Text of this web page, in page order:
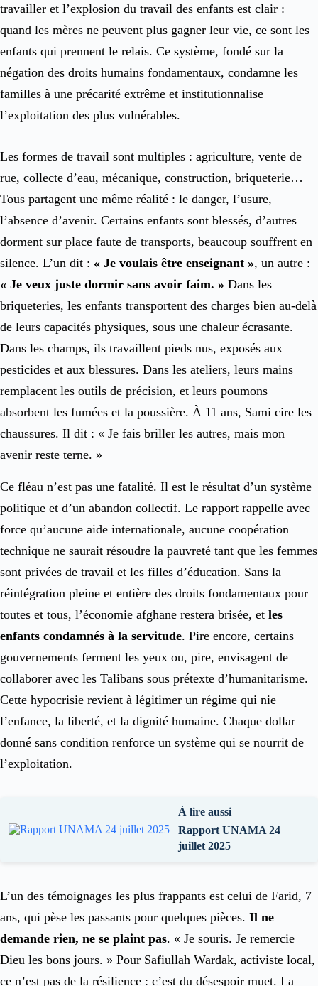
travailler et l’explosion du travail des enfants est clair :
quand les mères ne peuvent plus gagner leur vie, ce sont les
enfants qui prennent le relais. Ce système, fondé sur la
négation des droits humains fondamentaux, condamne les
familles à une précarité extrême et institutionnalise
l’exploitation des plus vulnérables.
Les formes de travail sont multiples : agriculture, vente de
rue, collecte d’eau, mécanique, construction, briqueterie…
Tous partagent une même réalité : le danger, l’usure,
l’absence d’avenir. Certains enfants sont blessés, d’autres
dorment sur place faute de transports, beaucoup souffrent en
silence. L’un dit : « Je voulais être enseignant », un autre :
« Je veux juste dormir sans avoir faim. » Dans les
briqueteries, les enfants transportent des charges bien au-delà
de leurs capacités physiques, sous une chaleur écrasante.
Dans les champs, ils travaillent pieds nus, exposés aux
pesticides et aux blessures. Dans les ateliers, leurs mains
remplacent les outils de précision, et leurs poumons
absorbent les fumées et la poussière. À 11 ans, Sami cire les
chaussures. Il dit : « Je fais briller les autres, mais mon
avenir reste terne. »
Ce fléau n’est pas une fatalité. Il est le résultat d’un système
politique et d’un abandon collectif. Le rapport rappelle avec
force qu’aucune aide internationale, aucune coopération
technique ne saurait résoudre la pauvreté tant que les femmes
sont privées de travail et les filles d’éducation. Sans la
réintégration pleine et entière des droits fondamentaux pour
toutes et tous, l’économie afghane restera brisée, et les
enfants condamnés à la servitude. Pire encore, certains
gouvernements ferment les yeux ou, pire, envisagent de
collaborer avec les Talibans sous prétexte d’humanitarisme.
Cette hypocrisie revient à légitimer un régime qui nie
l’enfance, la liberté, et la dignité humaine. Chaque dollar
donné sans condition renforce un système qui se nourrit de
l’exploitation.
À lire aussi
Rapport UNAMA 24
juillet 2025
L’un des témoignages les plus frappants est celui de Farid, 7
ans, qui pèse les passants pour quelques pièces. Il ne
demande rien, ne se plaint pas. « Je souris. Je remercie
Dieu les bons jours. » Pour Safiullah Wardak, activiste local,
ce n’est pas de la résilience : c’est du désespoir muet. La